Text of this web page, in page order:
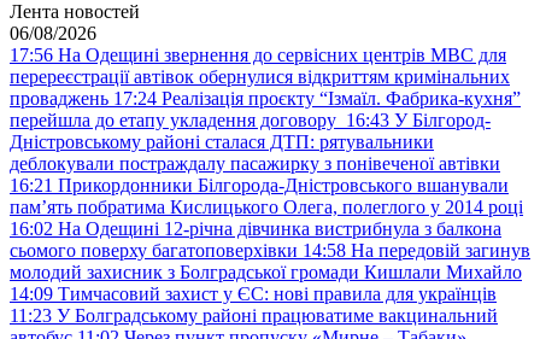
Лента новостей
06/08/2026
17:56 На Одещині звернення до сервісних центрів МВС для
перереєстрації автівок обернулися відкриттям кримінальних
проваджень 17:24 Реалізація проєкту “Ізмаїл. Фабрика-кухня”
перейшла до етапу укладення договору 16:43 У Білгород-
Дністровському районі сталася ДТП: рятувальники
деблокували постраждалу пасажирку з понівеченої автівки
16:21 Прикордонники Білгорода-Дністровського вшанували
пам’ять побратима Кислицького Олега, полеглого у 2014 році
16:02 На Одещині 12-річна дівчинка вистрибнула з балкона
сьомого поверху багатоповерхівки 14:58 На передовій загинув
молодий захисник з Болградської громади Кишлали Михайло
14:09 Тимчасовий захист у ЄС: нові правила для українців
11:23 У Болградському районі працюватиме вакцинальний